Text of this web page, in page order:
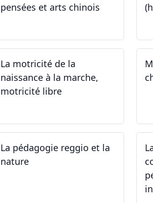
pensées et arts chinois
La motricité de la
naissance à la marche,
motricité libre
La pédagogie reggio et la
nature